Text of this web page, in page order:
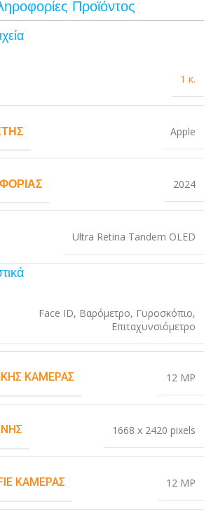
Προϊόντος
1 κ.
Apple
2024
Ultra Retina Tandem OLED
Face ID, Βαρόμετρο, Γυροσκόπιο,
Επιταχυνσιόμετρο
ΚΆΜΕΡΑΣ 12 MP
1668 x 2420 pixels
ΚΆΜΕΡΑΣ 12 MP